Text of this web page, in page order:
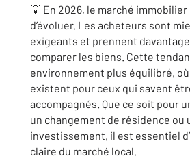
💡 En 2026, le marché
d’évoluer. Les acheteurs sont
exigeants et prennent
comparer les biens. Cette
environnement plus équilibré,
existent pour ceux qui savent
accompagnés. Que ce soit pour
un changement de résidence ou
investissement, il est essentiel
claire du marché local.